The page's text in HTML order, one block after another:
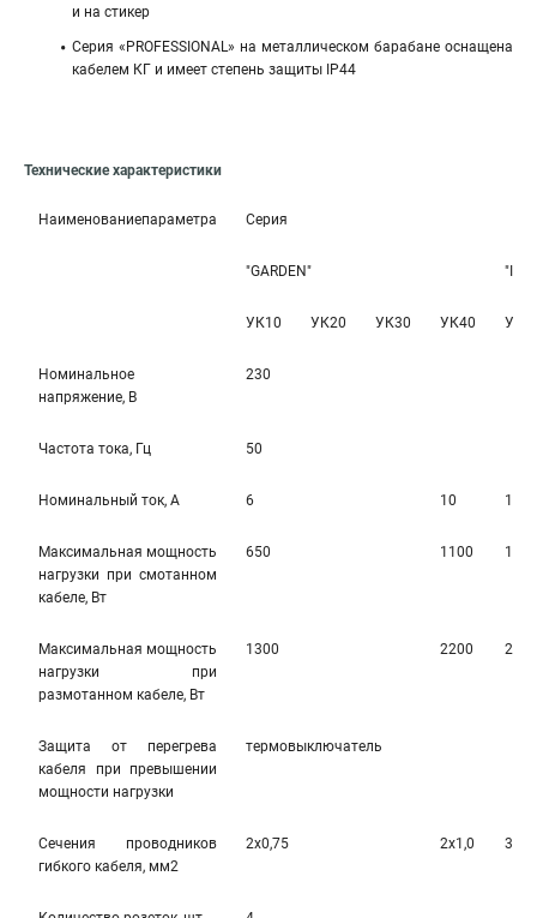
и на стикер
Серия «PROFESSIONAL» на металлическом барабане оснащена
кабелем КГ и имеет степень защиты IP44
Технические характеристики
Наименованиепараметра Серия
"GARDEN"
УК10 УК20 УК30 УК40
Номинальное
напряжение, В
230
Частота тока, Гц 50
Номинальный ток, А 6 10 10
Максимальная мощность
нагрузки при смотанном
кабеле, Вт
650 1100 1100
Максимальная мощность
нагрузки при
размотанном кабеле, Вт
1300 2200 2200
Защита от перегрева
кабеля при превышении
мощности нагрузки
термовыключатель
Сечения проводников
гибкого кабеля, мм2
2х0,75 2х1,0